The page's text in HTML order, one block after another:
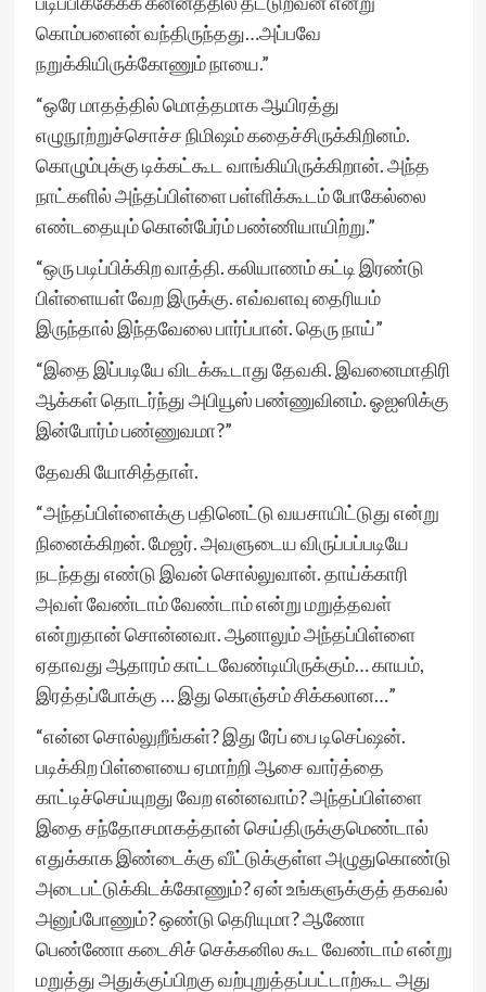
கொம்பளைன் வந்திருந்தது…அப்பவே
நறுக்கியிருக்கோணும் நாயை.”
“ஒரே மாதத்தில் மொத்தமாக ஆயிரத்து
எழுநூற்றுச்சொச்ச நிமிஷம் கதைச்சிருக்கிறினம்.
கொழும்புக்கு டிக்கட்கூட வாங்கியிருக்கிறான். அந்த
நாட்களில் அந்தப்பிள்ளை பள்ளிக்கூடம் போகேல்லை
எண்டதையும் கொன்பேர்ம் பண்ணியாயிற்று.”
“ஒரு படிப்பிக்கிற வாத்தி. கலியாணம் கட்டி இரண்டு
பிள்ளையள் வேற இருக்கு. எவ்வளவு தைரியம்
இருந்தால் இந்தவேலை பார்ப்பான். தெரு நாய்”
“இதை இப்படியே விடக்கூடாது தேவகி. இவனைமாதிரி
ஆக்கள் தொடர்ந்து அபியூஸ் பண்ணுவினம். ஓஐஸிக்கு
இன்போர்ம் பண்ணுவமா?”
தேவகி யோசித்தாள்.
“அந்தப்பிள்ளைக்கு பதினெட்டு வயசாயிட்டுது என்று
நினைக்கிறன். மேஜர். அவளுடைய விருப்பப்படியே
நடந்தது எண்டு இவன் சொல்லுவான். தாய்க்காரி
அவள் வேண்டாம் வேண்டாம் என்று மறுத்தவள்
என்றுதான் சொன்னவா. ஆனாலும் அந்தப்பிள்ளை
ஏதாவது ஆதாரம் காட்டவேண்டியிருக்கும்… காயம்,
இரத்தப்போக்கு … இது கொஞ்சம் சிக்கலான…”
“என்ன சொல்லுறீங்கள்? இது ரேப் பை டிசெப்ஷன்.
படிக்கிற பிள்ளையை ஏமாற்றி ஆசை வார்த்தை
காட்டிச்செய்யுறது வேற என்னவாம்? அந்தப்பிள்ளை
இதை சந்தோசமாகத்தான் செய்திருக்குமெண்டால்
எதுக்காக இண்டைக்கு வீட்டுக்குள்ள அழுதுகொண்டு
அடைபட்டுக்கிடக்கோணும்? ஏன் உங்களுக்குத் தகவல்
அனுப்போணும்? ஒண்டு தெரியுமா? ஆணோ
பெண்ணோ கடைசிச் செக்கனில கூட வேண்டாம் என்று
மறுத்து அதுக்குப்பிறகு வற்புறுத்தப்பட்டாற்கூட அது